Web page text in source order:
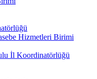
Hizmetleri Birimi
İl Koordinatörlüğü